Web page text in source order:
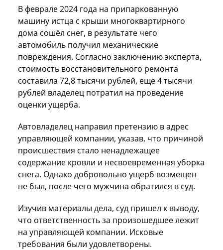
В феврале 2024 года на припаркованную
машину истца с крыши многоквартирного
дома сошёл снег, в результате чего
автомобиль получил механические
повреждения. Согласно заключению эксперта,
стоимость восстановительного ремонта
составила 72,8 тысячи рублей, еще 4 тысячи
рублей владелец потратил на проведение
оценки ущерба.
Автовладелец направил претензию в адрес
управляющей компании, указав, что причиной
происшествия стало ненадлежащее
содержание кровли и несвоевременная уборка
снега. Однако добровольно ущерб возмещен
не был, после чего мужчина обратился в суд.
Изучив материалы дела, суд пришел к выводу,
что ответственность за произошедшее лежит
на управляющей компании. Исковые
требования были удовлетворены.